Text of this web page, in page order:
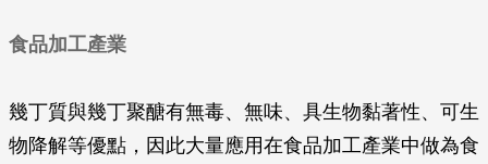
食品加工產業
幾丁質與幾丁聚醣有無毒、無味、具生物黏著性、可生
物降解等優點，因此大量應用在食品加工產業中做為食